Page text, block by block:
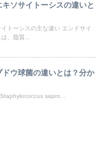
ソサイトーシスの違いと
トーシスの主な違い エンドサイ
は、脂質...
ウ球菌の違いとは？分か
sapro...